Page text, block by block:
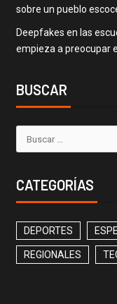
sobre un pueblo
Deepfakes en las
empieza a preocupar
BUSCAR
CATEGORÍAS
DEPORTES
REGIONALES